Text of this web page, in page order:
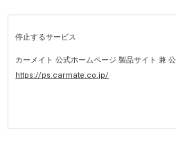
停止するサービス
カーメイト 公式ホームページ 製品サイト 兼
https://ps.carmate.co.jp/